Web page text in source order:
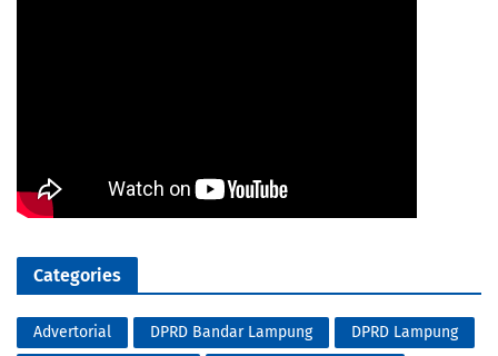
Categories
Advertorial DPRD Bandar Lampung
DPRD Lampung